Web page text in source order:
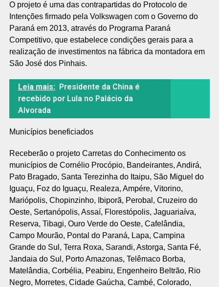
O projeto é uma das contrapartidas do Protocolo de
Intenções firmado pela Volkswagen com o Governo do
Paraná em 2013, através do Programa Paraná
Competitivo, que estabelece condições gerais para a
realização de investimentos na fábrica da montadora em
São José dos Pinhais.
Leia mais: Presidente da China é
recebido por Lula no Palácio da
Alvorada
Municípios beneficiados
Receberão o projeto Carretas do Conhecimento os
municípios de Cornélio Procópio, Bandeirantes, Andirá,
Pato Bragado, Santa Terezinha do Itaipu, São Miguel do
Iguaçu, Foz do Iguaçu, Realeza, Ampére, Vitorino,
Mariópolis, Chopinzinho, Ibiporã, Perobal, Cruzeiro do
Oeste, Sertanópolis, Assaí, Florestópolis, Jaguariaíva,
Reserva, Tibagi, Ouro Verde do Oeste, Cafelândia,
Campo Mourão, Pontal do Paraná, Lapa, Campina
Grande do Sul, Terra Roxa, Sarandi, Astorga, Santa Fé,
Jandaia do Sul, Porto Amazonas, Telêmaco Borba,
Matelândia, Corbélia, Peabiru, Engenheiro Beltrão, Rio
Negro, Morretes, Cidade Gaúcha, Cambé, Colorado,